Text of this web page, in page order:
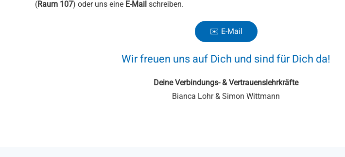
(Raum 107) oder uns eine E-Mail schreiben.
✉️ E-Mail
Wir freuen uns auf Dich und sind für Dich da!
Deine Verbindungs- & Vertrauenslehrkräfte
Bianca Lohr & Simon Wittmann